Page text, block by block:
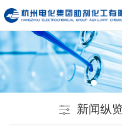
新闻纵
ꀒ